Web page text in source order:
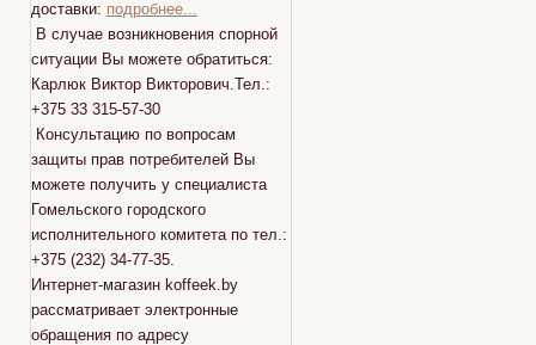
доставки: подробнее...
В случае возникновения спорной
ситуации Вы можете обратиться:
Карлюк Виктор Викторович.Тел.:
+375 33 315-57-30
Консультацию по вопросам
защиты прав потребителей Вы
можете получить у специалиста
Гомельского городского
исполнительного комитета по тел.:
+375 (232) 34-77-35.
Интернет-магазин koffeek.by
рассматривает электронные
обращения по адресу